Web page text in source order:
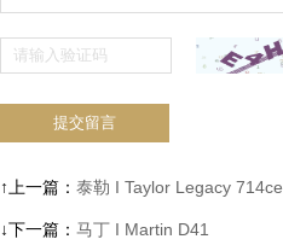
↑上一篇： 泰勒 I Taylor Legacy 714ce
↓下一篇： 马丁 I Martin D41